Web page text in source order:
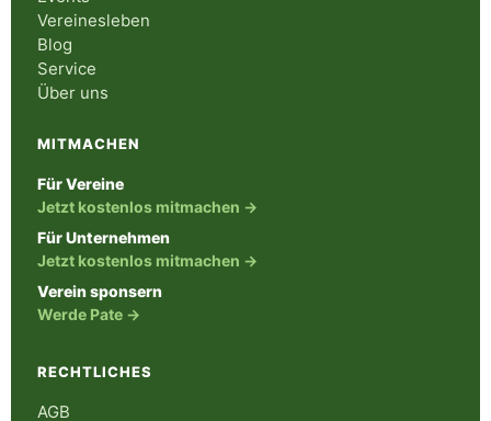
Vereinesleben
Blog
Service
Über uns
MITMACHEN
Für Vereine
Jetzt kostenlos mitmachen →
Für Unternehmen
Jetzt kostenlos mitmachen →
Verein sponsern
Werde Pate →
RECHTLICHES
AGB